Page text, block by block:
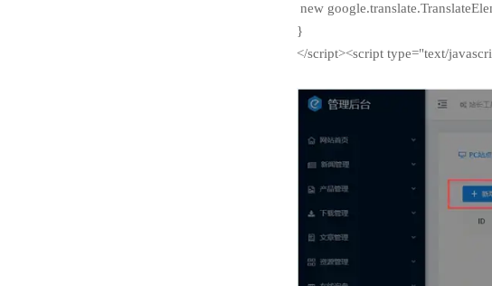
new
}
</script><script type="text/